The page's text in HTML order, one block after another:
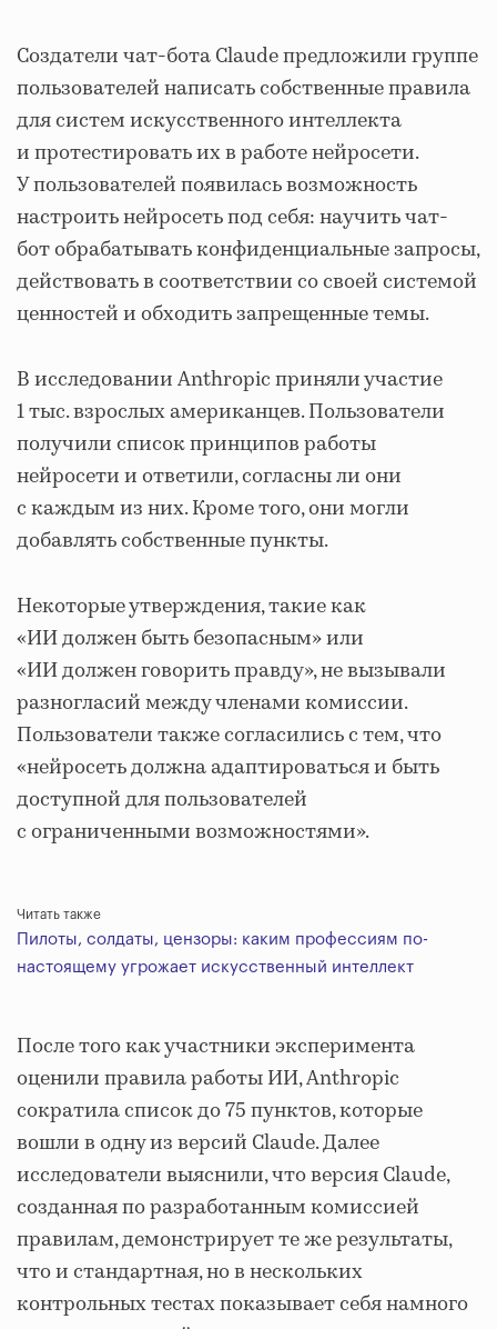
Создатели чат-бота Claude предложили группе
пользователей написать собственные правила
для систем искусственного интеллекта
и протестировать их в работе нейросети.
У пользователей появилась возможность
настроить нейросеть под себя: научить чат-
бот обрабатывать конфиденциальные запросы,
действовать в соответствии со своей системой
ценностей и обходить запрещенные темы.
В исследовании Anthropic приняли участие
1 тыс. взрослых американцев. Пользователи
получили список принципов работы
нейросети и ответили, согласны ли они
с каждым из них. Кроме того, они могли
добавлять собственные пункты.
Некоторые утверждения, такие как
«ИИ должен быть безопасным» или
«ИИ должен говорить правду», не вызывали
разногласий между членами комиссии.
Пользователи также согласились с тем, что
«нейросеть должна адаптироваться и быть
доступной для пользователей
с ограниченными возможностями».
Читать также
Пилоты, солдаты, цензоры: каким профессиям по-
настоящему угрожает искусственный интеллект
После того как участники эксперимента
оценили правила работы ИИ, Anthropic
сократила список до 75 пунктов, которые
вошли в одну из версий Claude. Далее
исследователи выяснили, что версия Claude,
созданная по разработанным комиссией
правилам, демонстрирует те же результаты,
что и стандартная, но в нескольких
контрольных тестах показывает себя намного